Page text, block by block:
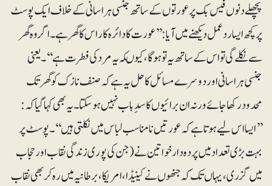
پچھلے دنوں فیس بک پر عورتوں کے ساتھ جنسی ہراسانی کے خلاف ایک پوسٹ
پر کچھ ایسا رد عمل دیکھنے میں آیا: ’’عورت کا دائرہ کار اس کا گھر ہے۔ اگر وہ گھر
سے نکلے گی تو اس کے ساتھ یہ تو ہوگا، کیوںکہ یہ مرد کی فطرت ہے‘‘۔ یعنی
جنسی ہراسانی اور دوسرے مسائل کا حل یہ ہے کہ صنف نازک کو گھر تک
محدود رکھا جائے ورنہ ان برائیوں کا سد ِباب نہیں ہو سکتا۔ یہ بھی کہا گیا کہ:
’’ایسا اس لیے ہوتا ہے کہ عورتیں نامناسب لباس میں نکلتی ہیں‘‘۔ پوسٹ پر
بہت بڑی تعداد میں پردہ دار خواتین نے (جن کی پوری زندگی نقاب اور حجاب
میں گزری، یہاں تک کہ جنھوں نے کینیڈا، امریکا ، برطانیہ میں رہ کر بھی نقاب